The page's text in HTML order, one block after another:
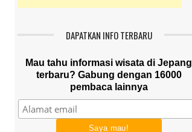
DAPATKAN INFO TERBARU
Mau tahu informasi wisata di Jepang
terbaru? Gabung dengan 16000
pembaca lainnya